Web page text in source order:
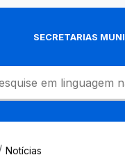
SECRETARIAS
Notícias